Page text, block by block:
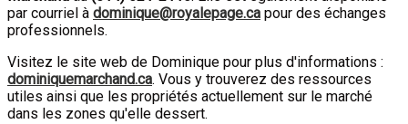
par courriel à dominique@royalepage.ca pour des échanges
professionnels.
Visitez le site web de Dominique pour plus d'informations :
dominiquemarchand.ca. Vous y trouverez des ressources
utiles ainsi que les propriétés actuellement sur le marché
dans les zones qu'elle dessert.